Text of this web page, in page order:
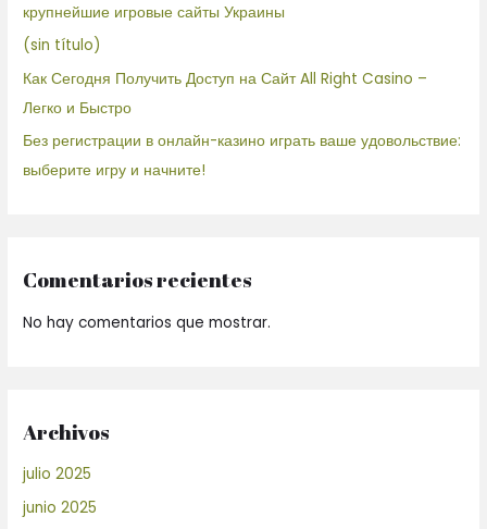
крупнейшие игровые сайты Украины
(sin título)
Как Сегодня Получить Доступ на Сайт All Right Casino –
Легко и Быстро
Без регистрации в онлайн-казино играть ваше удовольствие:
выберите игру и начните!
Comentarios recientes
No hay comentarios que mostrar.
Archivos
julio 2025
junio 2025